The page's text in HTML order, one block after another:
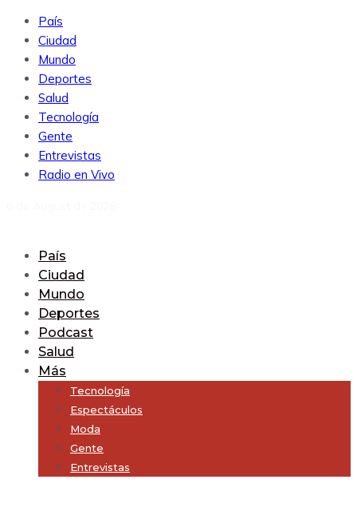
País
Ciudad
Mundo
Deportes
Salud
Tecnología
Gente
Entrevistas
Radio en Vivo
País
Ciudad
Mundo
Deportes
Podcast
Salud
Más
Tecnología
Espectáculos
Moda
Gente
Entrevistas